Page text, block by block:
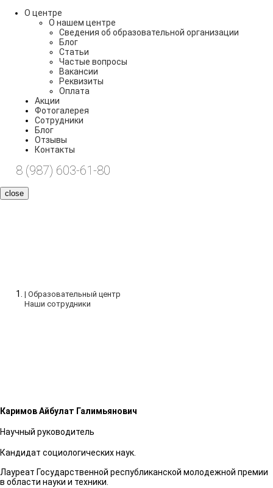
О центре
О нашем центре
Сведения об образовательной организации
Блог
Статьи
Частые вопросы
Вакансии
Реквизиты
Оплата
Акции
Фотогалерея
Сотрудники
Блог
Отзывы
Контакты
8 (987) 603-61-80
close
| Образовательный центр
Наши сотрудники
Каримов Айбулат Галимьянович
Научный руководитель
Кандидат социологических наук.
Лауреат Государственной республиканской молодежной премии
в области науки и техники.